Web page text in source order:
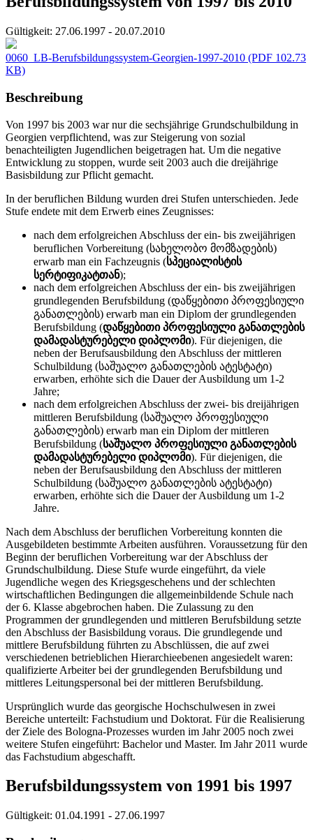
Gültigkeit: 27.06.1997 - 20.07.2010
0060_LB-Berufsbildungssystem-Georgien-1997-2010 (PDF 102.73
KB)
Beschreibung
Von 1997 bis 2003 war nur die sechsjährige Grundschulbildung in
Georgien verpflichtend, was zur Steigerung von sozial
benachteiligten Jugendlichen beigetragen hat. Um die negative
Entwicklung zu stoppen, wurde seit 2003 auch die dreijährige
Basisbildung zur Pflicht gemacht.
In der beruflichen Bildung wurden drei Stufen unterschieden. Jede
Stufe endete mit dem Erwerb eines Zeugnisses:
nach dem erfolgreichen Abschluss der ein- bis zweijährigen
beruflichen Vorbereitung (სახელობო მომზადების)
erwarb man ein Fachzeugnis (სპეციალისტის
სერტიფიკატთან);
nach dem erfolgreichen Abschluss der ein- bis zweijährigen
grundlegenden Berufsbildung (დაწყებითი პროფესიული
განათლების) erwarb man ein Diplom der grundlegenden
Berufsbildung (დაწყებითი პროფესიული განათლების
დამადასტურებელი დიპლომი). Für diejenigen, die
neben der Berufsausbildung den Abschluss der mittleren
Schulbildung (საშუალო განათლების ატესტატი)
erwarben, erhöhte sich die Dauer der Ausbildung um 1-2
Jahre;
nach dem erfolgreichen Abschluss der zwei- bis dreijährigen
mittleren Berufsbildung (საშუალო პროფესიული
განათლების) erwarb man ein Diplom der mittleren
Berufsbildung (საშუალო პროფესიული განათლების
დამადასტურებელი დიპლომი). Für diejenigen, die
neben der Berufsausbildung den Abschluss der mittleren
Schulbildung (საშუალო განათლების ატესტატი)
erwarben, erhöhte sich die Dauer der Ausbildung um 1-2
Jahre.
Nach dem Abschluss der beruflichen Vorbereitung konnten die
Ausgebildeten bestimmte Arbeiten ausführen. Voraussetzung für den
Beginn der beruflichen Vorbereitung war der Abschluss der
Grundschulbildung. Diese Stufe wurde eingeführt, da viele
Jugendliche wegen des Kriegsgeschehens und der schlechten
wirtschaftlichen Bedingungen die allgemeinbildende Schule nach
der 6. Klasse abgebrochen haben. Die Zulassung zu den
Programmen der grundlegenden und mittleren Berufsbildung setztе
den Abschluss der Basisbildung voraus. Die grundlegende und
mittlere Berufsbildung führten zu Abschlüssen, die auf zwei
verschiedenen betrieblichen Hierarchieebenen angesiedelt waren:
qualifizierte Arbeiter bei der grundlegenden Berufsbildung und
mittleres Leitungspersonal bei der mittleren Berufsbildung.
Ursprünglich wurde das georgische Hochschulwesen in zwei
Bereiche unterteilt: Fachstudium und Doktorat. Für die Realisierung
der Ziele des Bologna-Prozesses wurden im Jahr 2005 noch zwei
weitere Stufen eingeführt: Bachelor und Master. Im Jahr 2011 wurde
das Fachstudium abgeschafft.
Berufsbildungssystem von 1991 bis 1997
Gültigkeit: 01.04.1991 - 27.06.1997